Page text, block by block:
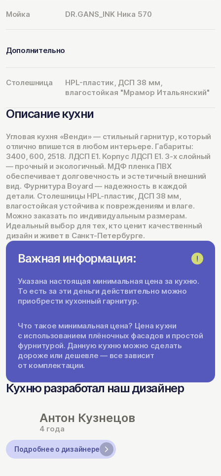
Мойка DR.GANS_INK Ника 570
Дополнительно
Столешница
HPL-пластик, ДСП 38 мм,
влагостойкая "Мрамор Итальянский"
Описание кухни
Угловая кухня «Венди» — стильный гарнитур, который
отлично впишется в любом интерьере. Габариты:
3400, 600, 2518. ЛДСП Е1. Корпус ЛДСП Е1. 3-х слойный
— прочный и экологичный. МДФ пленка ПВХ
обеспечивает долговечность и эстетичный внешний
вид. Фурнитура Boyard — надежность в каждой
детали. Столешницы HPL-пластик, ДСП 38 мм,
влагостойкая устойчива к повреждениям и влаге.
Можно заказать по индивидуальным размерам.
Идеальный выбор для тех, кто ценит качественный
дизайн и живет в Санкт-Петербурге.
Важная информация:
Указана настоящая минимальная цена за кухню.
То есть за эти деньги действительно можно
приобрести кухонный гарнитур.
Что такое минимальная цена? Цена кухни
с использованием плёночных фасадов и простой
фурнитурой. Данную кухню можно сделать
дороже или дешевле — все зависит
от комплектации.
Кухню разработал наш дизайнер
Антон Кузнецов
4 года
Подробнее о дизайнере